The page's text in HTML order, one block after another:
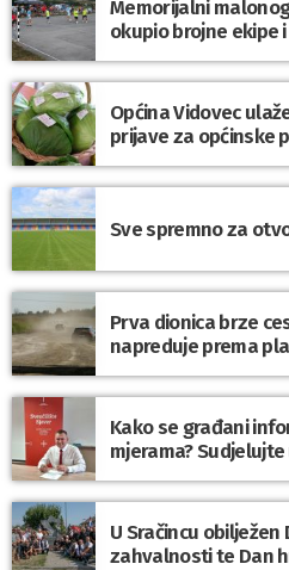
Memorijalni
okupio brojne ekipe
Općina Vidovec
prijave za općinske
Sve spremno za
Prva dionica brze
napreduje prema
Kako se građani
mjerama?
U Sračincu
zahvalnosti te Dan